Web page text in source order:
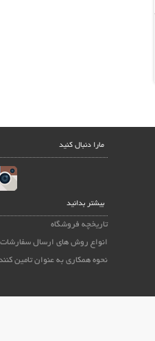
مارا دنبال کنید
بیشتر بدانید
تاریخچه فروشگاه
انواع روش های ارسال سفارشات
نحوه همکاری به عنوان تامین